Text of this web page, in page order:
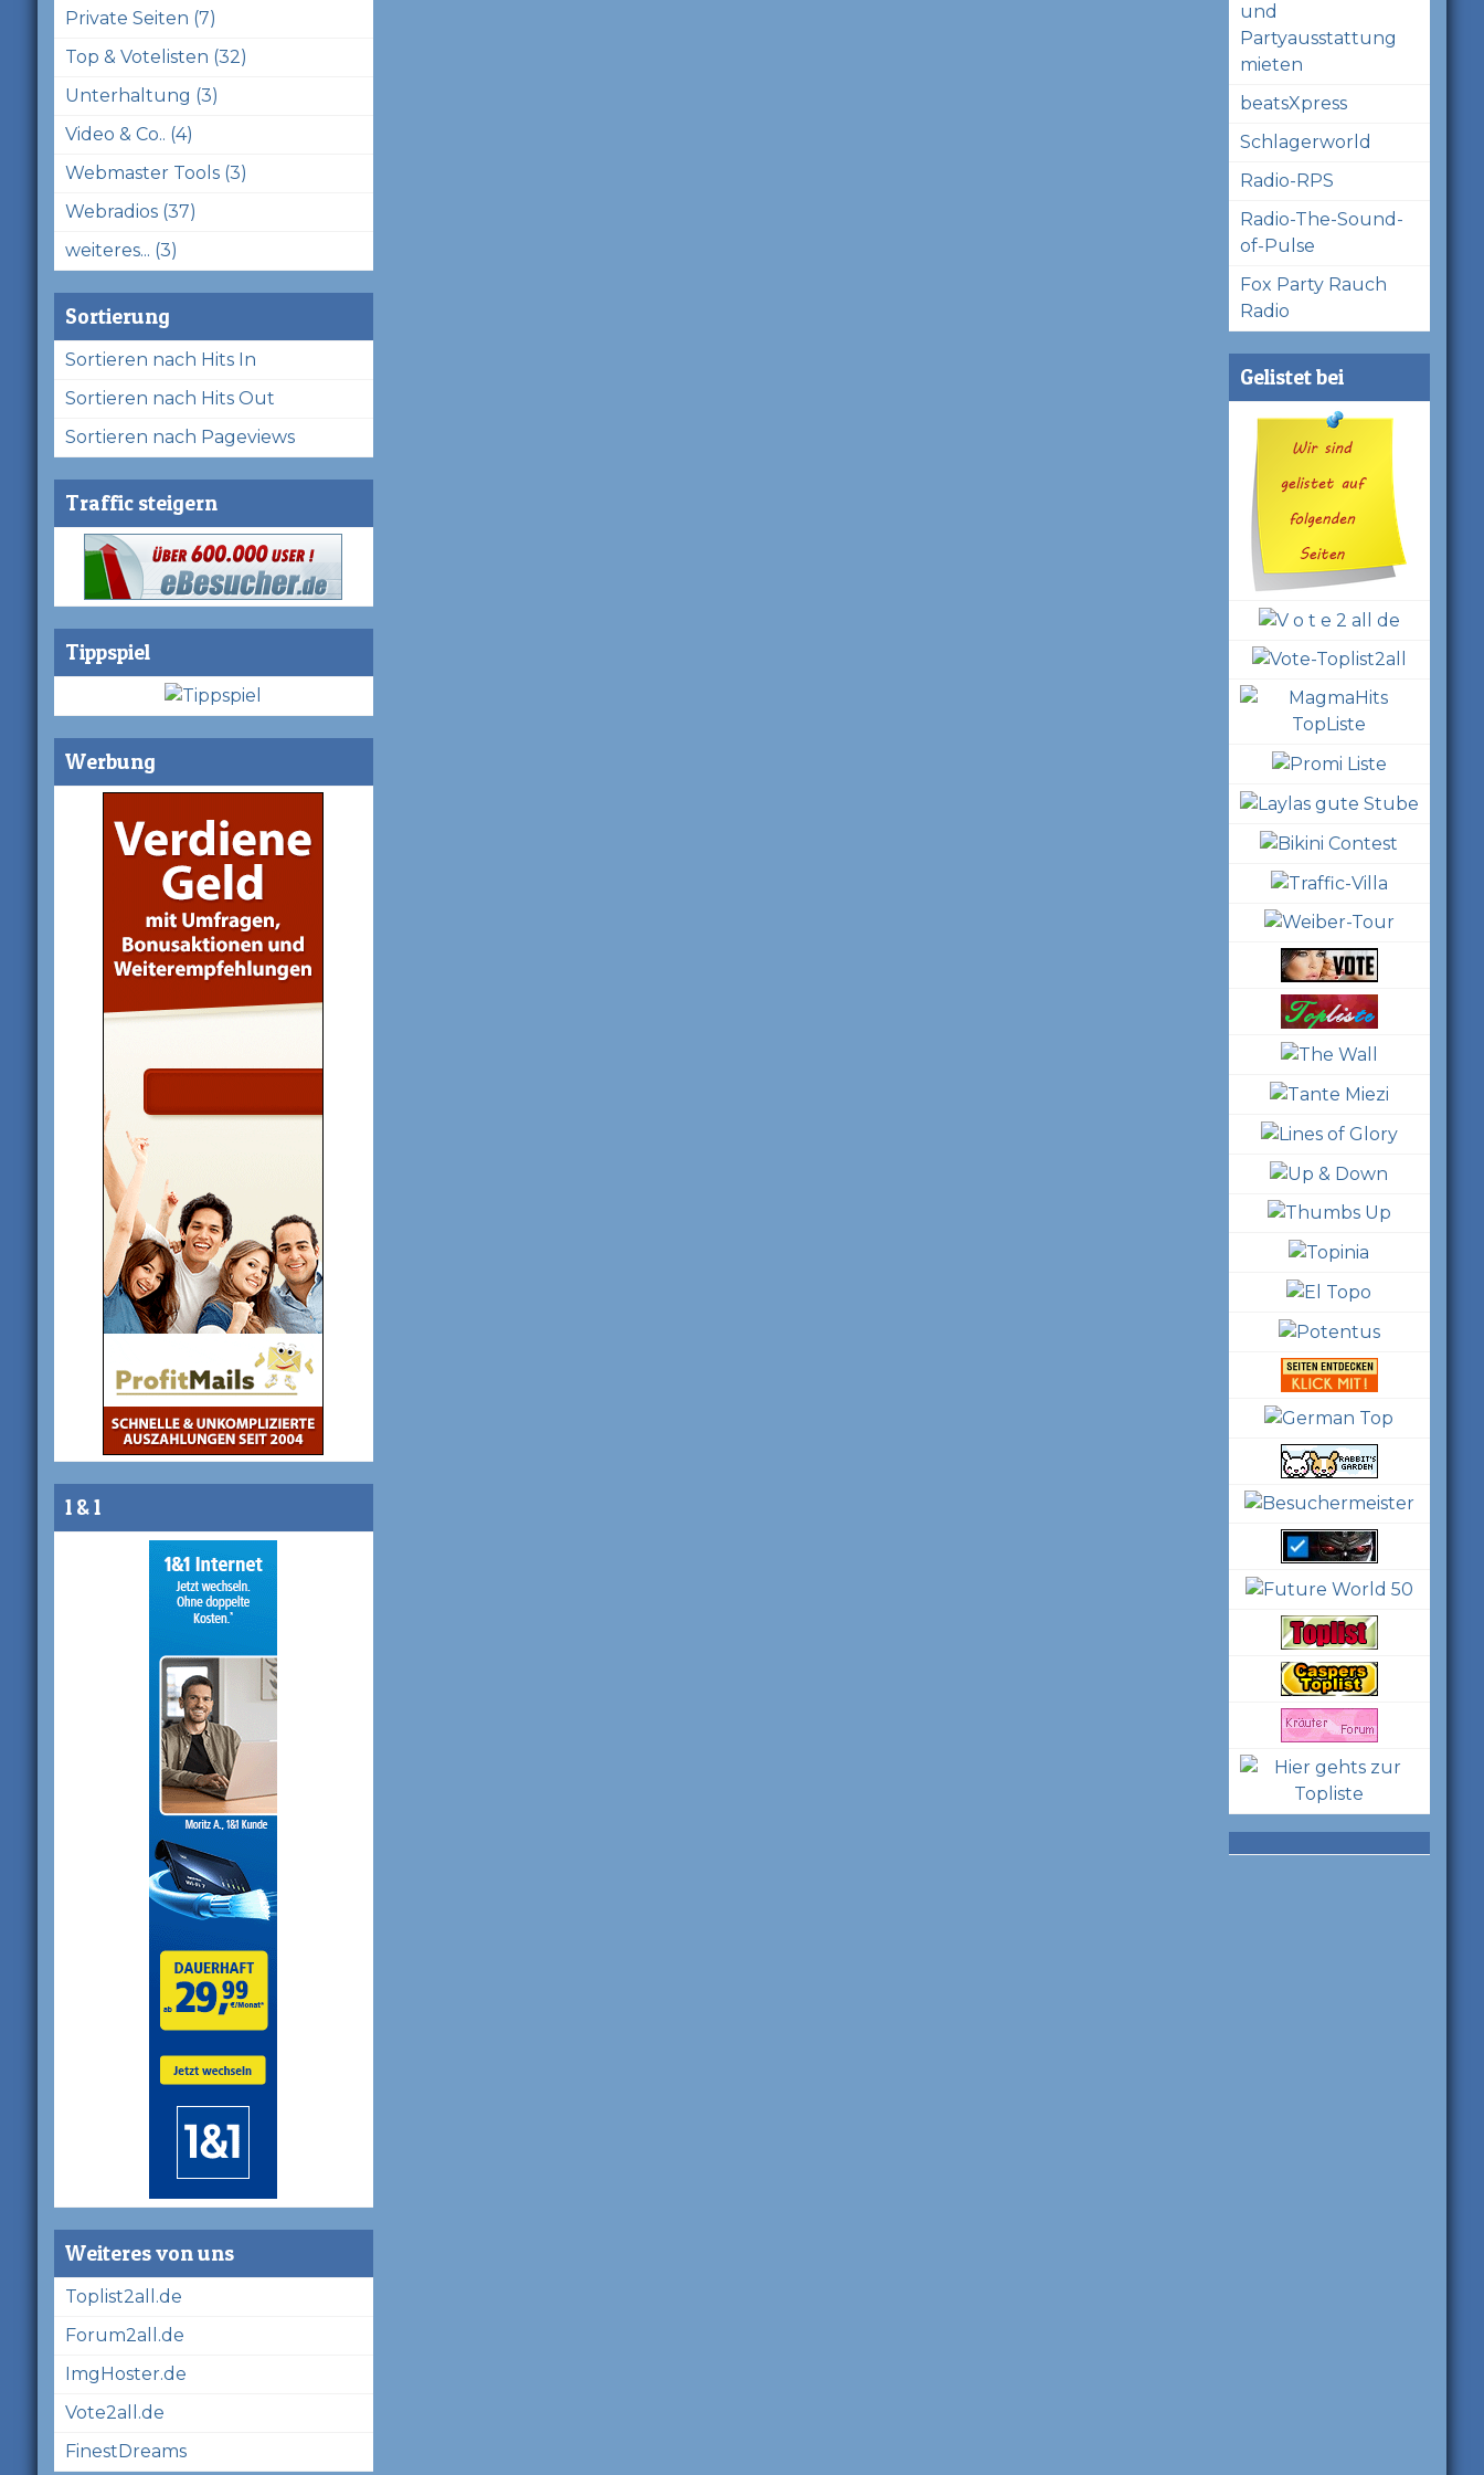
Private Seiten (7)
Top & Votelisten (32)
Unterhaltung (3)
Video & Co.. (4)
Webmaster Tools (3)
Webradios (37)
weiteres... (3)
Sortierung
Sortieren nach Hits In
Sortieren nach Hits Out
Sortieren nach Pageviews
Traffic steigern
Tippspiel
Werbung
1 & 1
Weiteres von uns
Toplist2all.de
Forum2all.de
ImgHoster.de
Vote2all.de
FinestDreams
und
Partyausstattung
mieten
beatsXpress
Schlagerworld
Radio-RPS
Radio-The-Sound-
of-Pulse
Fox Party Rauch
Radio
Gelistet bei